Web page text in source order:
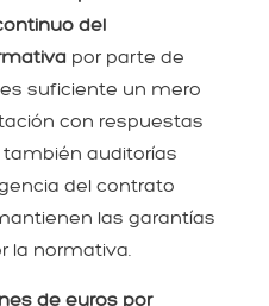
del
por parte de
suficiente un mero
con respuestas
también auditorías
del contrato
las garantías
la normativa.
de euros por